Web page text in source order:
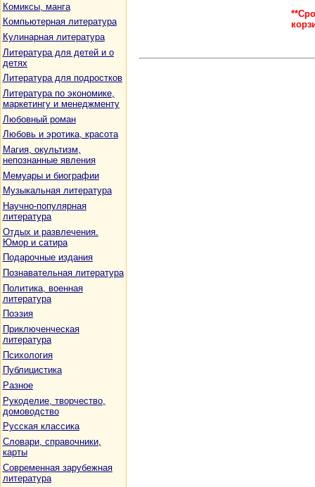
Комиксы, манга
Компьютерная литература
Кулинарная литература
Литература для детей и о
детях
Литература для подростков
Литература по экономике,
маркетингу и менеджменту
Любовный роман
Любовь и эротика, красота
Магия, окультизм,
непознанные явления
Мемуары и биографии
Музыкальная литература
Научно-популярная
литература
Отдых и развлечения.
Юмор и сатира
Подарочные издания
Познавательная литература
Политика, военная
литература
Поэзия
Приключенческая
литература
Психология
Публицистика
Разное
Рукоделие, творчество,
домоводство
Русская классика
Словари, справочники,
карты
Современная зарубежная
литература